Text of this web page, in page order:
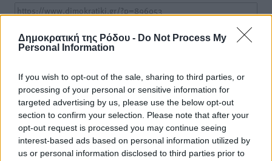
Δημοκρατική της Ρόδου - Do Not Process My
Personal Information
If you wish to opt-out of the sale, sharing to third parties, or
processing of your personal or sensitive information for
targeted advertising by us, please use the below opt-out
section to confirm your selection. Please note that after your
opt-out request is processed you may continue seeing
interest-based ads based on personal information utilized by
us or personal information disclosed to third parties prior to
30 °
αίθριος καιρός
51%
14km/h
Β-ΒΔ
30°/ 31°